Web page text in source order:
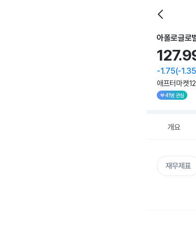
아폴로글로
127.
-1.75(-
애프터마켓
41명 관심
개요
재무제표